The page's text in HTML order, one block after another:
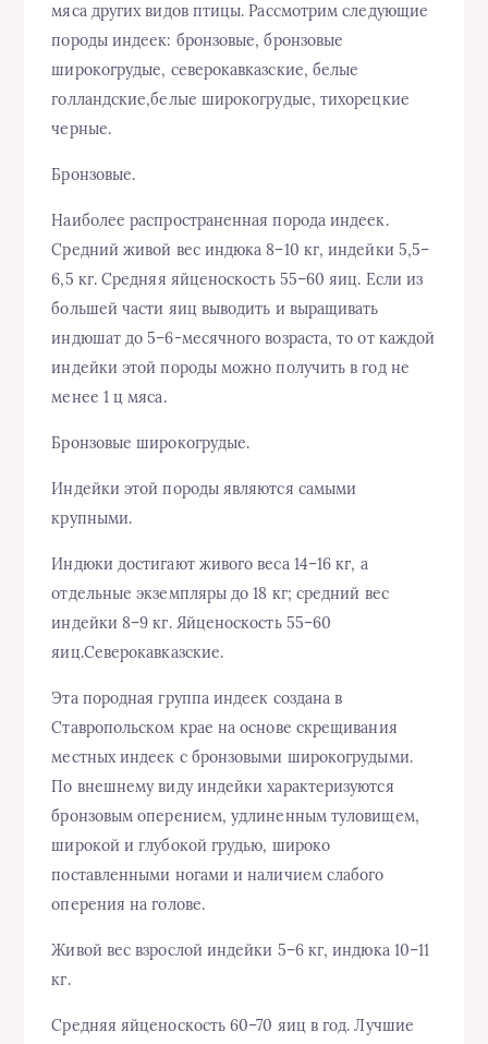
мяса других видов птицы. Рассмотрим следующие
породы индеек: бронзовые, бронзовые
широкогрудые, северокавказские, белые
голландские,белые широкогрудые, тихорецкие
черные.
Бронзовые.
Наиболее распространенная порода индеек.
Средний живой вес индюка 8–10 кг, индейки 5,5–
6,5 кг. Средняя яйценоскость 55–60 яиц. Если из
большей части яиц выводить и выращивать
индюшат до 5–6-месячного возраста, то от каждой
индейки этой породы можно получить в год не
менее 1 ц мяса.
Бронзовые широкогрудые.
Индейки этой породы являются самыми
крупными.
Индюки достигают живого веса 14–16 кг, а
отдельные экземпляры до 18 кг; средний вес
индейки 8–9 кг. Яйценоскость 55–60
яиц.Северокавказские.
Эта породная группа индеек создана в
Ставропольском крае на основе скрещивания
местных индеек с бронзовыми широкогрудыми.
По внешнему виду индейки характеризуются
бронзовым оперением, удлиненным туловищем,
широкой и глубокой грудью, широко
поставленными ногами и наличием слабого
оперения на голове.
Живой вес взрослой индейки 5–6 кг, индюка 10–11
кг.
Средняя яйценоскость 60–70 яиц в год. Лучшие